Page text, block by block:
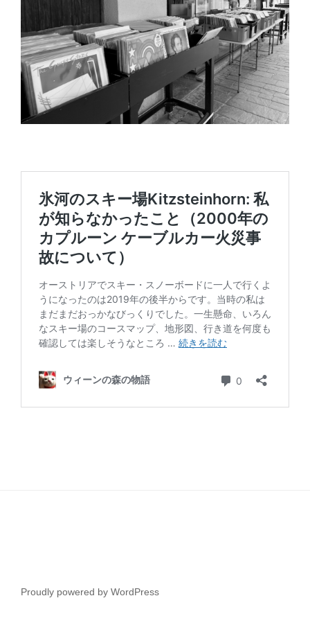
Proudly powered by WordPress